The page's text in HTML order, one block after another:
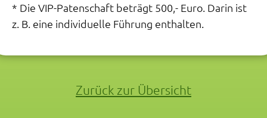
* Die VIP-Patenschaft beträgt 500,- Euro. Darin ist
z. B. eine individuelle Führung enthalten.
Zurück zur Übersicht